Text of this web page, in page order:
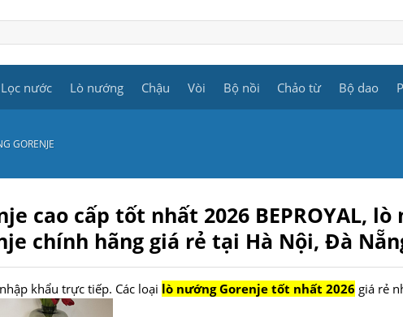
Lọc nước Lò nướng Chậu Vòi Bộ nồi Chảo từ Bộ dao
GORENJE
cao cấp tốt nhất 2026 BEPROYAL, lò
chính hãng giá rẻ tại Hà Nội, Đà
khẩu trực tiếp. Các loại lò nướng Gorenje tốt nhất 2026 giá rẻ